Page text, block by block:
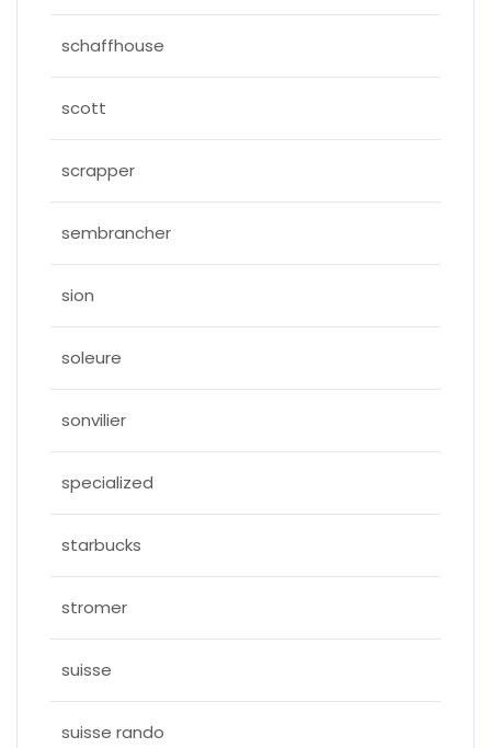
schaffhouse
scott
scrapper
sembrancher
sion
soleure
sonvilier
specialized
starbucks
stromer
suisse
suisse rando